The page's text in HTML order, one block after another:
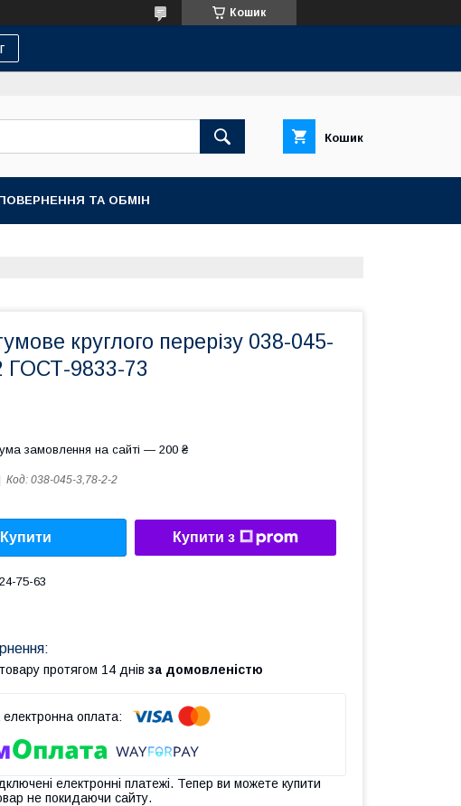
Кошик
Кошик
ТА ОБМІН
круглого перерізу 038-045-
ГОСТ-9833-73
замовлення на сайті — 200 ₴
Код: 038-045-3,78-2-2
Купити Купити з
75-63
протягом 14 днів за домовленістю
електронні платежі. Тепер ви можете купити
не покидаючи сайту.